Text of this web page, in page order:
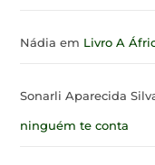
Nádia em Livro A
Sonarli Aparecida
ninguém te conta